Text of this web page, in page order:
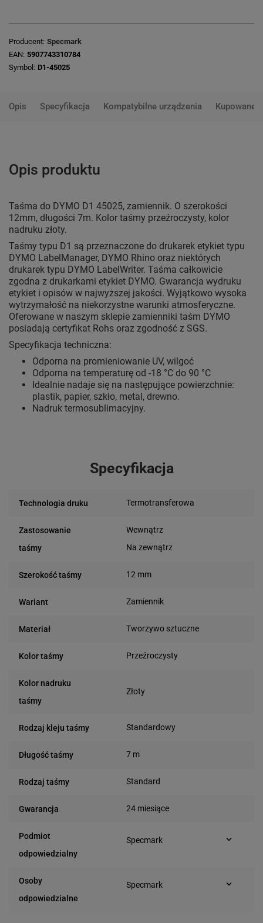
Producent Specmark
EAN 5907743310784
Symbol D1-45025
Opis Specyfikacja Kompatybilne urządzenia Kupowane
Opis produktu
Taśma do DYMO D1 45025, zamiennik. O szerokości
12mm, długości 7m. Kolor taśmy przeźroczysty, kolor
nadruku złoty.
Taśmy typu D1 są przeznaczone do drukarek etykiet typu
DYMO LabelManager, DYMO Rhino oraz niektórych
drukarek typu DYMO LabelWriter. Taśma całkowicie
zgodna z drukarkami etykiet DYMO. Gwarancja wydruku
etykiet i opisów w najwyższej jakości. Wyjątkowo wysoka
wytrzymałość na niekorzystne warunki atmosferyczne.
Oferowane w naszym sklepie zamienniki taśm DYMO
posiadają certyfikat Rohs oraz zgodność z SGS.
Specyfikacja techniczna:
Odporna na promieniowanie UV, wilgoć
Odporna na temperaturę od -18 °C do 90 °C
Idealnie nadaje się na następujące powierzchnie:
plastik, papier, szkło, metal, drewno.
Nadruk termosublimacyjny.
Specyfikacja
Technologia druku Termotransferowa
Zastosowanie
taśmy
Wewnątrz
Na zewnątrz
Szerokość taśmy 12 mm
Wariant Zamiennik
Materiał Tworzywo sztuczne
Kolor taśmy Przeźroczysty
Kolor nadruku
taśmy
Złoty
Rodzaj kleju taśmy Standardowy
Długość taśmy 7 m
Rodzaj taśmy Standard
Gwarancja 24 miesiące
Podmiot
odpowiedzialny
Specmark
e-mail: gspr@ptmb.pl
Osoby
odpowiedzialne
Specmark